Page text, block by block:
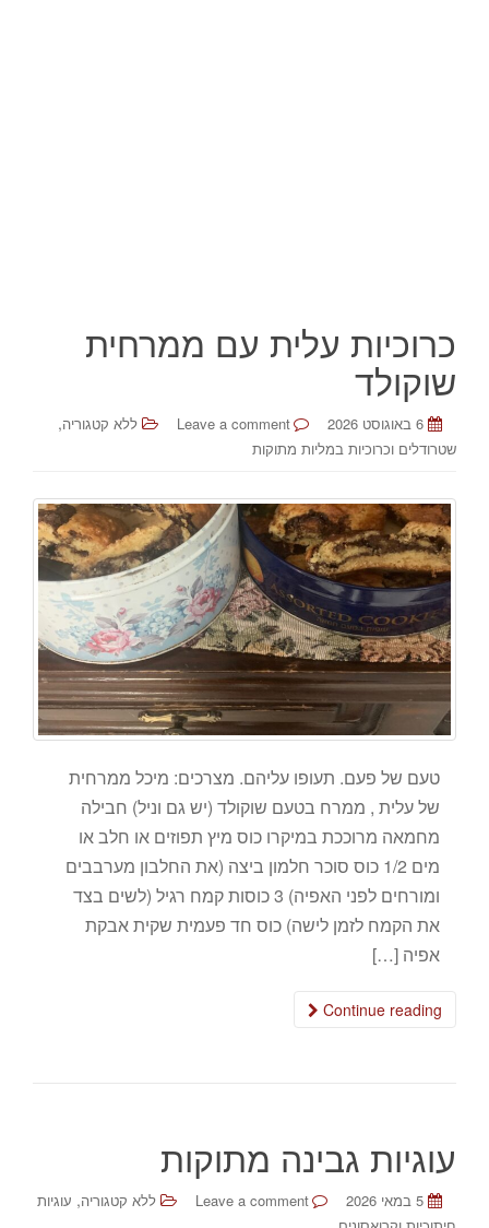
כרוכיות עלית עם ממרחית
שוקולד
6 באוגוסט 2026 Leave a comment ללא קטגוריה,
שטרודלים וכרוכיות במליות מתוקות
טעם של פעם. תעופו עליהם. מצרכים: מיכל ממרחית
של עלית , ממרח בטעם שוקולד (יש גם וניל) חבילה
מחמאה מרוככת במיקרו כוס מיץ תפוזים או חלב או
מים 1/2 כוס סוכר חלמון ביצה (את החלבון מערבבים
ומורחים לפני האפיה) 3 כוסות קמח רגיל (לשים בצד
את הקמח לזמן לישה) כוס חד פעמית שקית אבקת
אפיה […]
Continue reading
עוגיות גבינה מתוקות
5 במאי 2026 Leave a comment ללא קטגוריה, עוגיות